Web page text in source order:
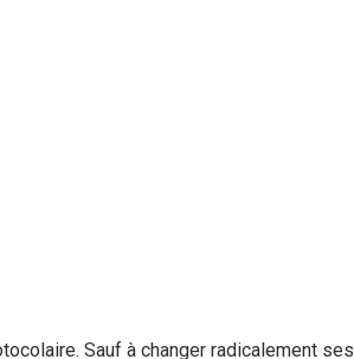
Sauf à changer radicalement ses